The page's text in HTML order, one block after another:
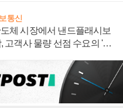
통신
체 시장에서 낸드플래시보
고객사 물량 선점 수요의 '우